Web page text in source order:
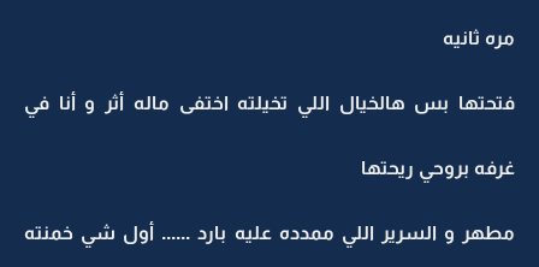
مره ثانيه
فتحتها بس هالخيال اللي تخيلته اختفى ماله أثر و أنا في
غرفه بروحي ريحتها
مطهر و السرير اللي ممدده عليه بارد ...... أول شي خمنته